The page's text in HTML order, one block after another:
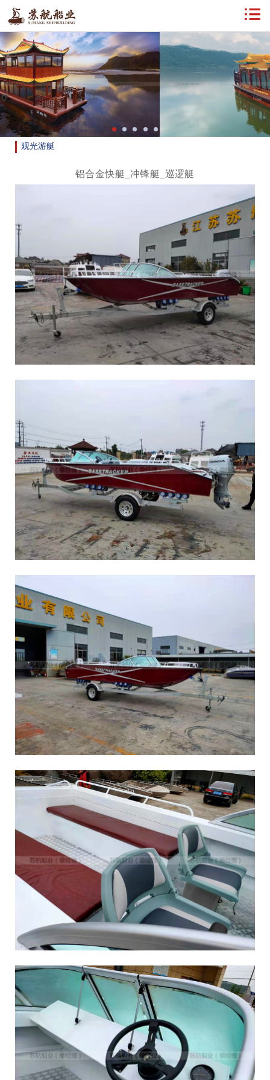
观光游艇
铝合金快艇_冲锋艇_巡逻艇